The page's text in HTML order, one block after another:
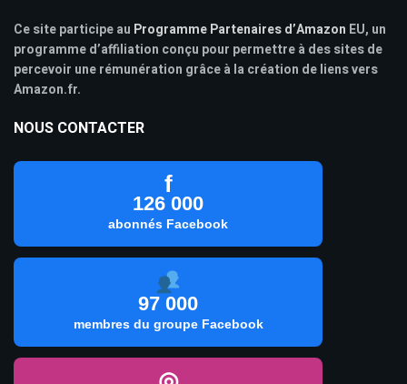
Ce site participe au Programme Partenaires d’Amazon EU, un
programme d’affiliation conçu pour permettre à des sites de
percevoir une rémunération grâce à la création de liens vers
Amazon.fr.
NOUS CONTACTER
f
126 000
abonnés Facebook
97 000
membres du groupe Facebook